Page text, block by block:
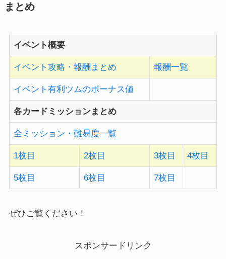
まとめ
イベント概要
イベント攻略・報酬まとめ 報酬一覧
イベント有利ツムのボーナス値
各カードミッションまとめ
全ミッション・難易度一覧
1枚目 2枚目 3枚目 4枚目
5枚目 6枚目 7枚目
ぜひご覧ください！
スポンサードリンク